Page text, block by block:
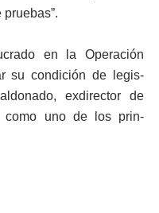
en la Operación
su condición de legis­
ex­director de
como uno de los prin­